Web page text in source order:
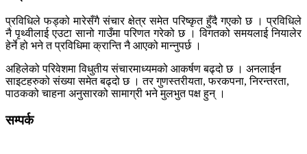
प्रविधिले फड्को मारेसँगै संचार क्षेत्र समेत परिष्कृत हुँदै गएको छ । प्रविधिले
नै पृथ्वीलाई एउटा सानो गाउँमा परिणत गरेको छ । विगतको समयलाई नियालेर
हेर्ने हो भने त प्रविधिमा क्रान्ति नै आएको मान्नुपर्छ ।
अहिलेको परिवेशमा विधुतीय संचारमाध्यमको आकर्षण बढ्दो छ । अनलाईन
साइटहरुको संख्या समेत बढ्दो छ । तर गुणस्तरीयता, फरकपना, निरन्तरता,
पाठकको चाहना अनुसारको सामाग्री भने मुलभुत पक्ष हुन् ।
सम्पर्क